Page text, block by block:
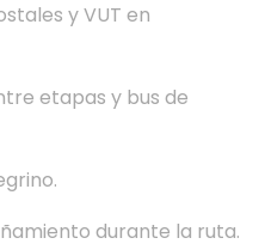
y VUT en
etapas y bus de
durante la ruta.